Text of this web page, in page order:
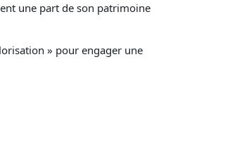
une part de son patrimoine
» pour engager une